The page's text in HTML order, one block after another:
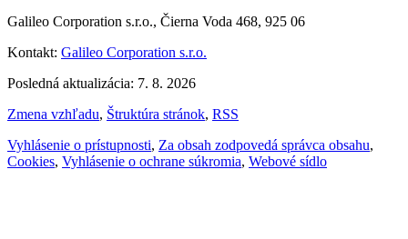
Galileo Corporation s.r.o., Čierna Voda 468, 925 06
Kontakt: Galileo Corporation s.r.o.
Posledná aktualizácia: 7. 8. 2026
Zmena vzhľadu, Štruktúra stránok, RSS
Vyhlásenie o prístupnosti, Za obsah zodpovedá správca obsahu,
Cookies, Vyhlásenie o ochrane súkromia, Webové sídlo